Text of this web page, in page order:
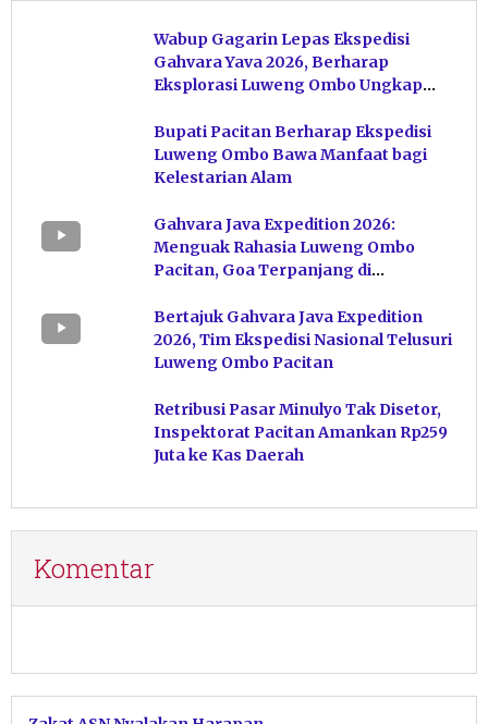
Wabup Gagarin Lepas Ekspedisi
Gahvara Yava 2026, Berharap
Eksplorasi Luweng Ombo Ungkap
Bupati Pacitan Berharap Ekspedisi
Luweng Ombo Bawa Manfaat bagi
Kelestarian Alam
Gahvara Java Expedition 2026:
Menguak Rahasia Luweng Ombo
Pacitan, Goa Terpanjang di
Bertajuk Gahvara Java Expedition
2026, Tim Ekspedisi Nasional Telusuri
Luweng Ombo Pacitan
Retribusi Pasar Minulyo Tak Disetor,
Inspektorat Pacitan Amankan Rp259
Juta ke Kas Daerah
Komentar